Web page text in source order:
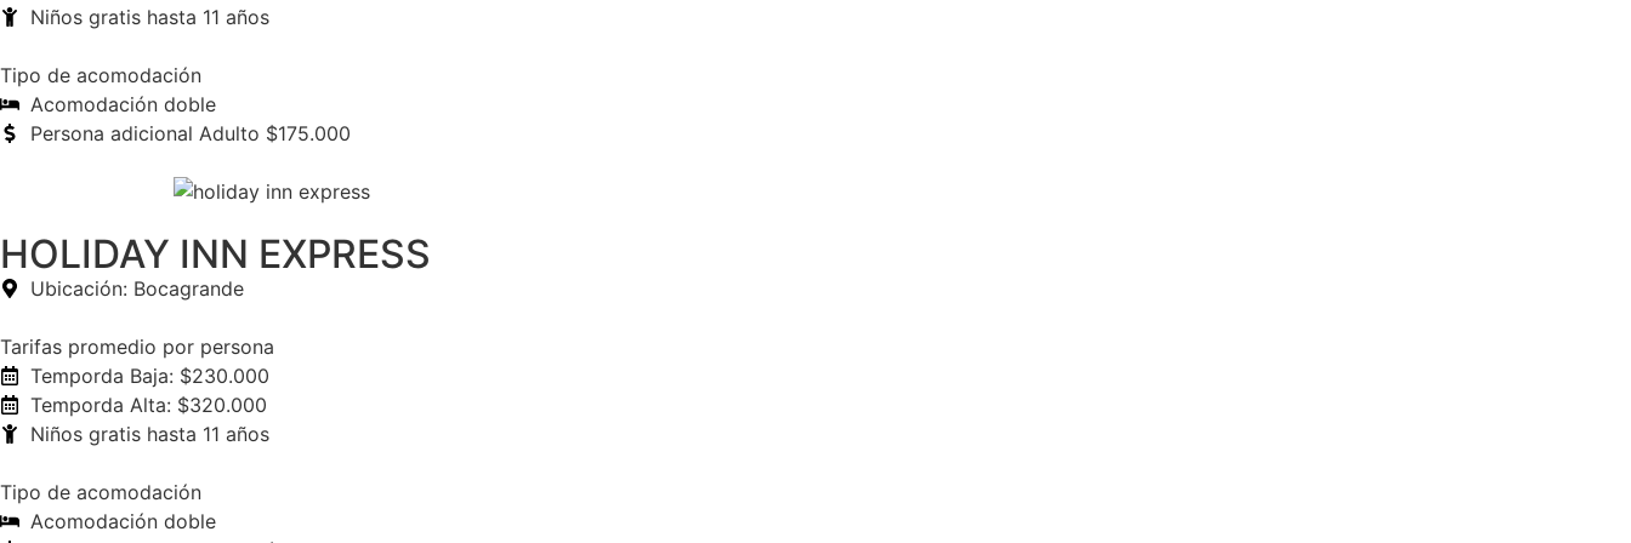
Niños gratis hasta 11 años
Tipo de acomodación
Acomodación doble
Persona adicional Adulto $175.000
HOLIDAY INN EXPRESS
Ubicación: Bocagrande
Tarifas promedio por persona
Temporda Baja: $230.000
Temporda Alta: $320.000
Niños gratis hasta 11 años
Tipo de acomodación
Acomodación doble